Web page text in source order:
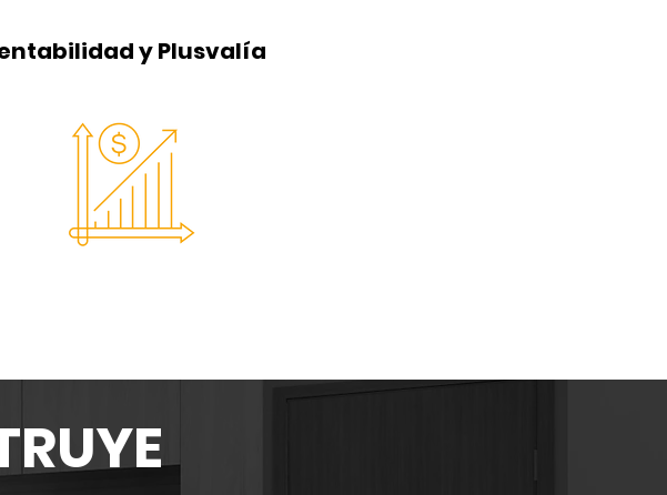
y Plusvalía